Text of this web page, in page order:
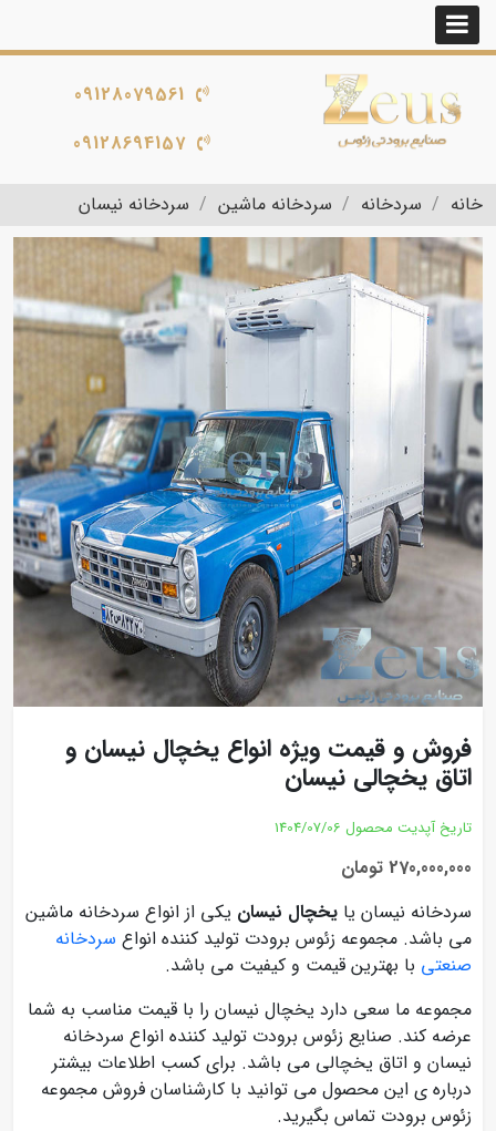
09128079561
09128694157
خانه سردخانه سردخانه ماشین سردخانه نیسان
فروش و قیمت ویژه انواع یخچال نیسان و
اتاق یخچالی نیسان
تاریخ آپدیت محصول 1404/07/06
270,000,000 تومان
سردخانه نیسان یا یخچال نیسان یکی از انواع سردخانه ماشین
می باشد. مجموعه زئوس برودت تولید کننده انواع سردخانه
صنعتی با بهترین قیمت و کیفیت می باشد.
مجموعه ما سعی دارد یخچال نیسان را با قیمت مناسب به شما
عرضه کند. صنایع زئوس برودت تولید کننده انواع سردخانه
نیسان و اتاق یخچالی می باشد. برای کسب اطلاعات بیشتر
درباره ی این محصول می توانید با کارشناسان فروش مجموعه
زئوس برودت تماس بگیرید.